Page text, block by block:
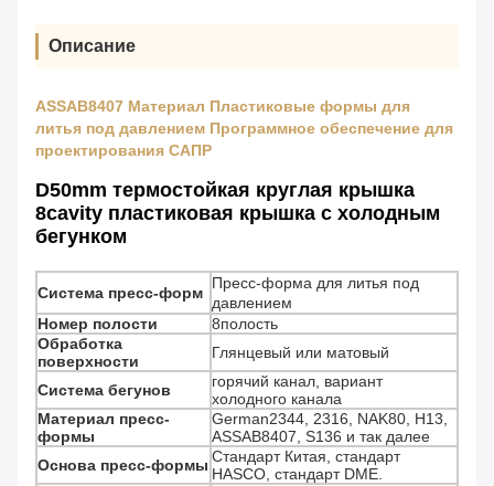
Описание
ASSAB8407 Материал Пластиковые формы для
литья под давлением Программное обеспечение для
проектирования САПР
D50mm термостойкая круглая крышка
8cavity пластиковая крышка с холодным
бегунком
Система пресс-форм
Пресс-форма для литья под
давлением
Номер полости
8полость
Обработка
поверхности
Глянцевый или матовый
Система бегунов
горячий канал, вариант
холодного канала
Материал пресс-
формы
German2344, 2316, NAK80, H13,
ASSAB8407, S136 и так далее
Основа пресс-формы Стандарт Китая, стандарт
HASCO, стандарт DME.